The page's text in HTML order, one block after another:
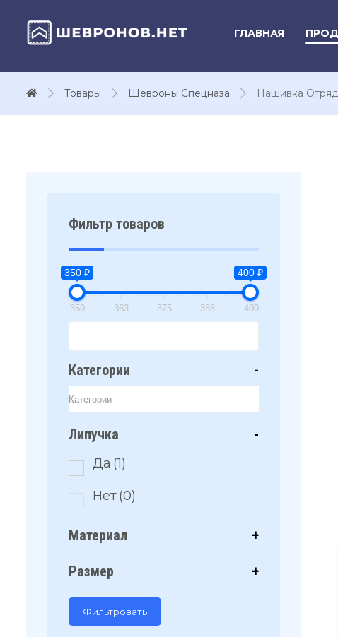
ГЛАВНАЯ
Товары Шевроны Спецназа Нашивка
Фильтр товаров
350 ₽ 400 ₽
350 363 375 388 400
Категории -
Липучка -
Да (1)
Нет(0)
Материал +
Размер +
Фильтровать